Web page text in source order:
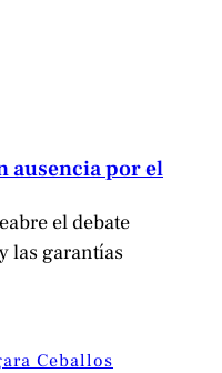
ausencia por el
el debate
las garantías
Ceballos